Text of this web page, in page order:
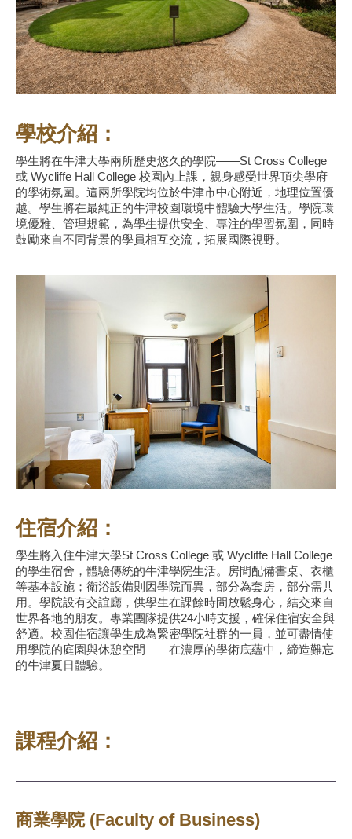
學校介紹：
學生將在牛津大學兩所歷史悠久的學院——St Cross College
或 Wycliffe Hall College 校園內上課，親身感受世界頂尖學府
的學術氛圍。這兩所學院均位於牛津市中心附近，地理位置優
越。學生將在最純正的牛津校園環境中體驗大學生活。學院環
境優雅、管理規範，為學生提供安全、專注的學習氛圍，同時
鼓勵來自不同背景的學員相互交流，拓展國際視野。
住宿介紹：
學生將入住牛津大學St Cross College 或 Wycliffe Hall College
的學生宿舍，體驗傳統的牛津學院生活。房間配備書桌、衣櫃
等基本設施；衛浴設備則因學院而異，部分為套房，部分需共
用。學院設有交誼廳，供學生在課餘時間放鬆身心，結交來自
世界各地的朋友。專業團隊提供24小時支援，確保住宿安全與
舒適。校園住宿讓學生成為緊密學院社群的一員，並可盡情使
用學院的庭園與休憩空間——在濃厚的學術底蘊中，締造難忘
的牛津夏日體驗。
課程介紹：
商業學院 (Faculty of Business)